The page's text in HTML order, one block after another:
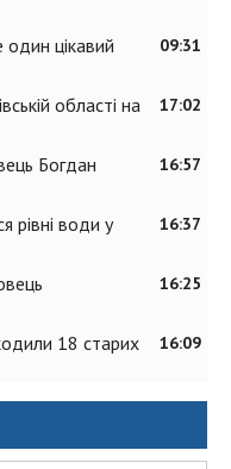
09:31
цікавий
17:02
області на
16:57
Богдан
16:37
рівні води у
16:25
16:09
18 старих